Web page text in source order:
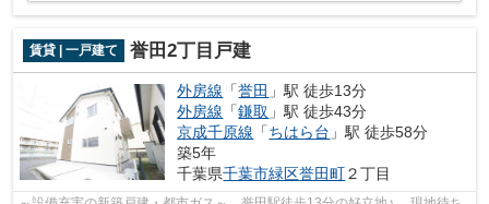
賃貸 | 一戸建て 誉田2丁目戸建
外房線 「誉田 」駅 徒歩13分
外房線 「鎌取 」駅 徒歩43分
京成千原線 「ちはら台 」駅 徒歩58分
築5年
千葉県千葉市緑区誉田町２丁目